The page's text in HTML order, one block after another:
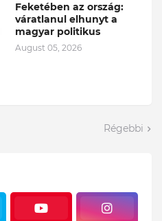
Feketében az ország:
váratlanul elhunyt a
magyar politikus
August 05, 2026
Régebbi